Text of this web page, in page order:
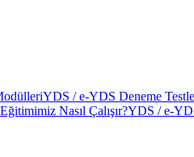
YDS / e-YDS Deneme
Nasıl Çalışır?YDS / e-